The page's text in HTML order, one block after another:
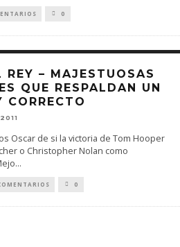
0
REY – MAJESTUOSAS
QUE RESPALDAN UN
CORRECTO
Oscar de si la victoria de Tom Hooper
o Christopher Nolan como
...
0